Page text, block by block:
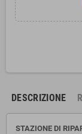
DESCRIZIONE
STAZIONE DI